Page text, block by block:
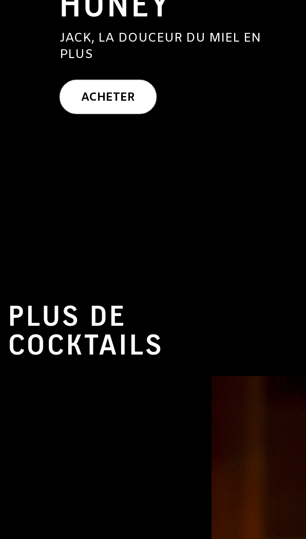
JACK, LA DOUCEUR DU MIEL EN
PLUS
ACHETER
PLUS DE
COCKTAILS